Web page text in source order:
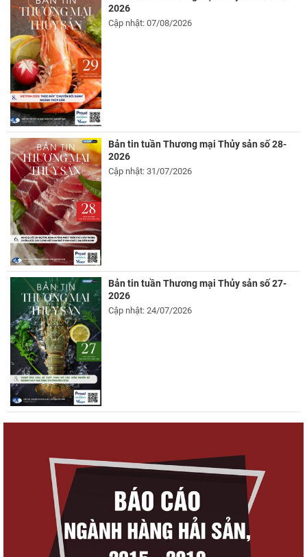
2026
Cập nhật: 07/08/2026
Bản tin tuần Thương mại Thủy sản số 28-
2026
Cập nhật: 31/07/2026
Bản tin tuần Thương mại Thủy sản số 27-
2026
Cập nhật: 24/07/2026